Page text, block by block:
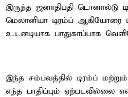
இருந்த ஜனாதிபதி டொனால்டு
மெலானியா டிரம்ப் ஆகியோரை
உடனடியாக பாதுகாப்பாக
இந்த சம்பவத்தில் டிரம்ப் மற்றும்
எந்த பாதிப்பும் ஏற்படவில்லை